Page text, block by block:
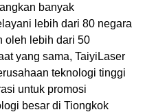
banyak
lebih dari 80 negara
oleh lebih dari 50
yang sama, TaiyiLaser
teknologi tinggi
untuk promosi
besar di Tiongkok